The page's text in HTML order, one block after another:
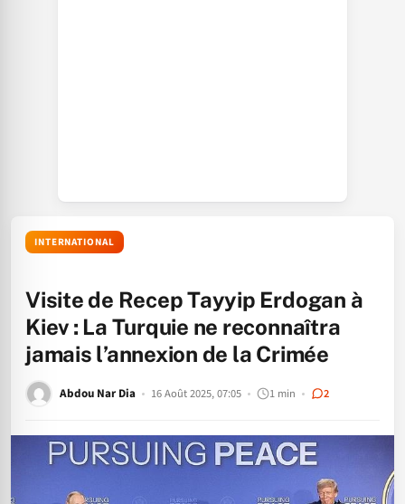
INTERNATIONAL
Visite de Recep Tayyip Erdogan à
Kiev : La Turquie ne reconnaîtra
jamais l’annexion de la Crimée
Abdou Nar Dia 16 Août 2025, 07:05 1 min 2